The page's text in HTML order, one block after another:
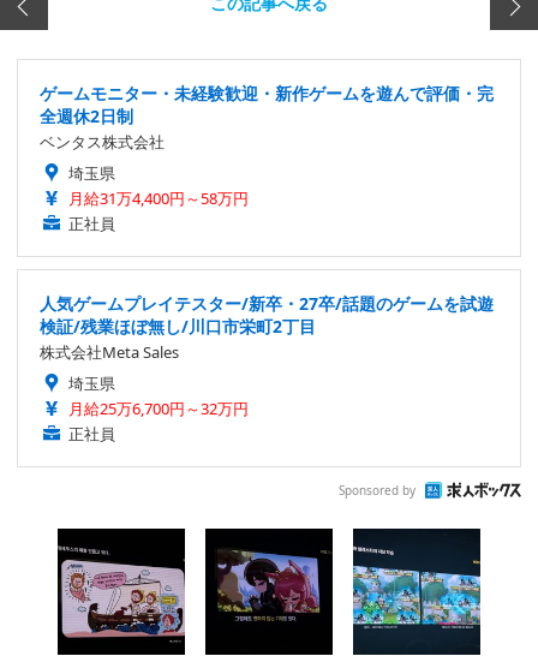
ゲームモニター・未経験歓迎・新作ゲームを遊んで評価・完
全週休2日制
ベンタス株式会社
埼玉県
月給31万4,400円～58万円
正社員
人気ゲームプレイテスター/新卒・27卒/話題のゲームを試遊
検証/残業ほぼ無し/川口市栄町2丁目
株式会社Meta Sales
埼玉県
月給25万6,700円～32万円
正社員
Sponsored by